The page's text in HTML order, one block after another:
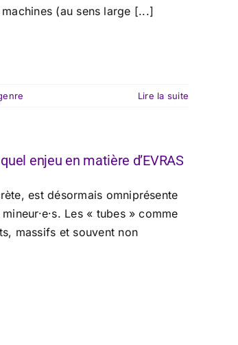
(au sens large [...]
Lire la suite
enjeu en matière d’EVRAS
est désormais omniprésente
Les « tubes » comme
massifs et souvent non